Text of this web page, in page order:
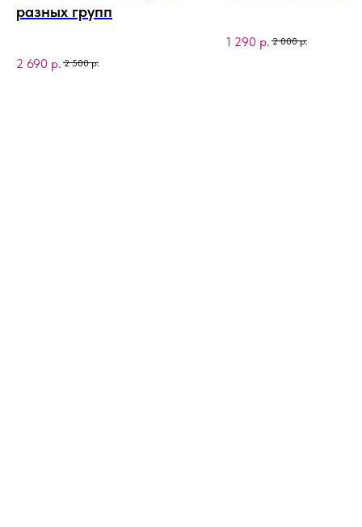
разных групп
2 690 р. 2 500 р.
1 290 р. 2 000 р.